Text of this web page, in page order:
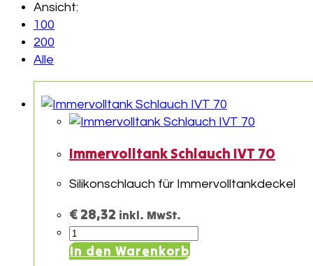
Ansicht:
100
200
Alle
Immervolltank Schlauch IVT 70
Silikonschlauch für Immervolltankdeckel
€ 28,32 inkl. MwSt.
Immervolltank
Schlauch
In den Warenkorb